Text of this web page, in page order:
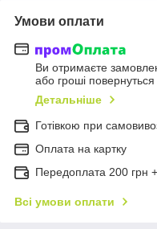
Умови оплати
Ви отримаєте
або гроші
Детальніше
Готівкою при
Оплата на картку
Передоплата 200 грн
Всі умови оплати